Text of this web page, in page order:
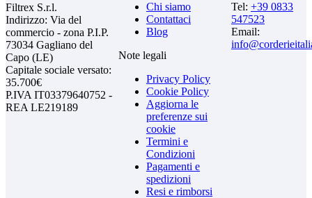
Filtrex S.r.l.
Indirizzo: Via del
commercio - zona P.I.P.
73034 Gagliano del
Capo (LE)
Capitale sociale versato:
35.700€
P.IVA IT03379640752 -
REA LE219189
Chi siamo
Contattaci
Blog
Note legali
Privacy Policy
Cookie Policy
Aggiorna le
preferenze sui
cookie
Termini e
Condizioni
Pagamenti e
spedizioni
Resi e rimborsi
Tel: +39 0833
547523
Email: